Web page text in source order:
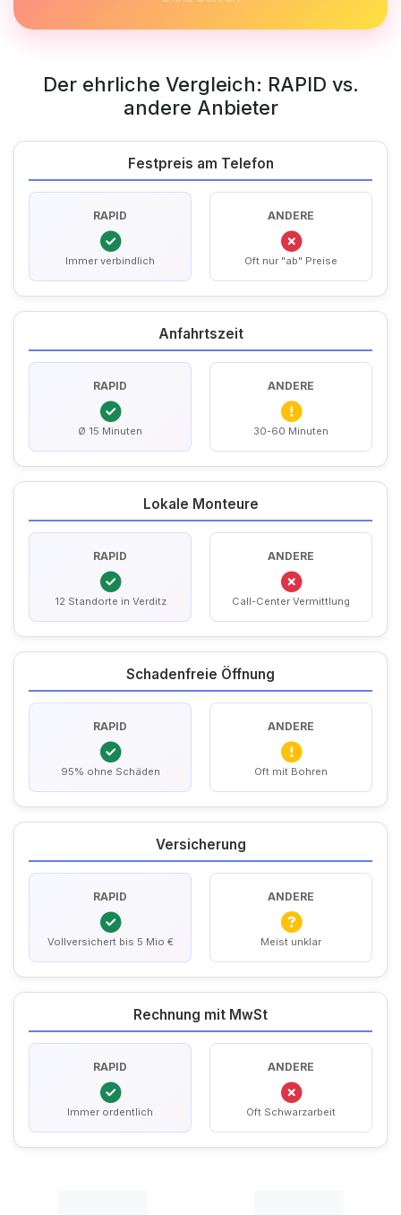
Der ehrliche Vergleich: RAPID vs.
andere Anbieter
Festpreis am Telefon
RAPID
Immer verbindlich
ANDERE
Oft nur "ab" Preise
Anfahrtszeit
RAPID
Ø 15 Minuten
ANDERE
30-60 Minuten
Lokale Monteure
RAPID
12 Standorte in Verditz
ANDERE
Call-Center Vermittlung
Schadenfreie Öffnung
RAPID
95% ohne Schäden
ANDERE
Oft mit Bohren
Versicherung
RAPID
Vollversichert bis 5 Mio €
ANDERE
Meist unklar
Rechnung mit MwSt
RAPID
Immer ordentlich
ANDERE
Oft Schwarzarbeit